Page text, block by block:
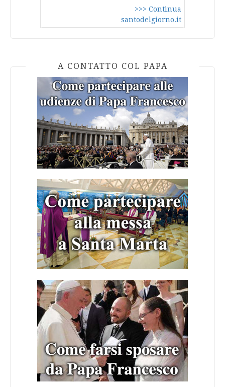
>>> Continua
santodelgiorno.it
A CONTATTO COL PAPA